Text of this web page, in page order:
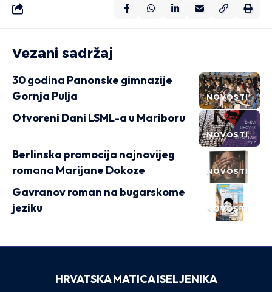
Vezani sadržaj
NOVOSTI
30 godina Panonske gimnazije
Gornja Pulja
NOVOSTI
Otvoreni Dani LSML-a u Mariboru
NOVOSTI
Berlinska promocija najnovijeg
romana Marijane Dokoze
NOVOSTI
Gavranov roman na bugarskome
jeziku
HRVATSKA MATICA ISELJENIKA